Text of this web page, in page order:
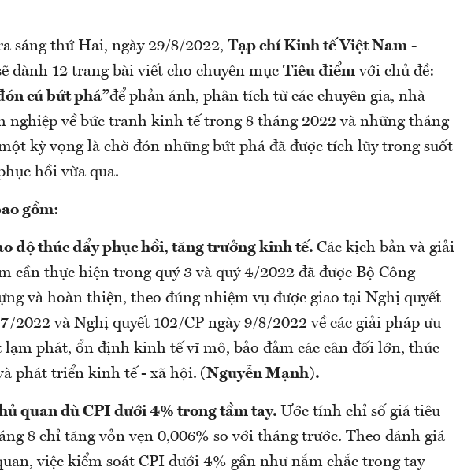
sáng thứ Hai, ngày 29/8/2022, Tạp chí Kinh tế Việt Nam -
dành 12 trang bài viết cho chuyên mục Tiêu điểm với chủ đề:
cú bứt phá”để phản ánh, phân tích từ các chuyên gia, nhà
nghiệp về bức tranh kinh tế trong 8 tháng 2022 và những tháng
kỳ vọng là chờ đón những bứt phá đã được tích lũy trong suốt
hồi vừa qua.
gồm:
độ thúc đẩy phục hồi, tăng trưởng kinh tế. Các kịch bản và giải
cần thực hiện trong quý 3 và quý 4/2022 đã được Bộ Công
và hoàn thiện, theo đúng nhiệm vụ được giao tại Nghị quyết
2022 và Nghị quyết 102/CP ngày 9/8/2022 về các giải pháp ưu
lạm phát, ổn định kinh tế vĩ mô, bảo đảm các cân đối lớn, thúc
phát triển kinh tế - xã hội. (Nguyễn Mạnh).
quan dù CPI dưới 4% trong tầm tay. Ước tính chỉ số giá tiêu
8 chỉ tăng vỏn vẹn 0,006% so với tháng trước. Theo đánh giá
việc kiểm soát CPI dưới 4% gần như nắm chắc trong tay